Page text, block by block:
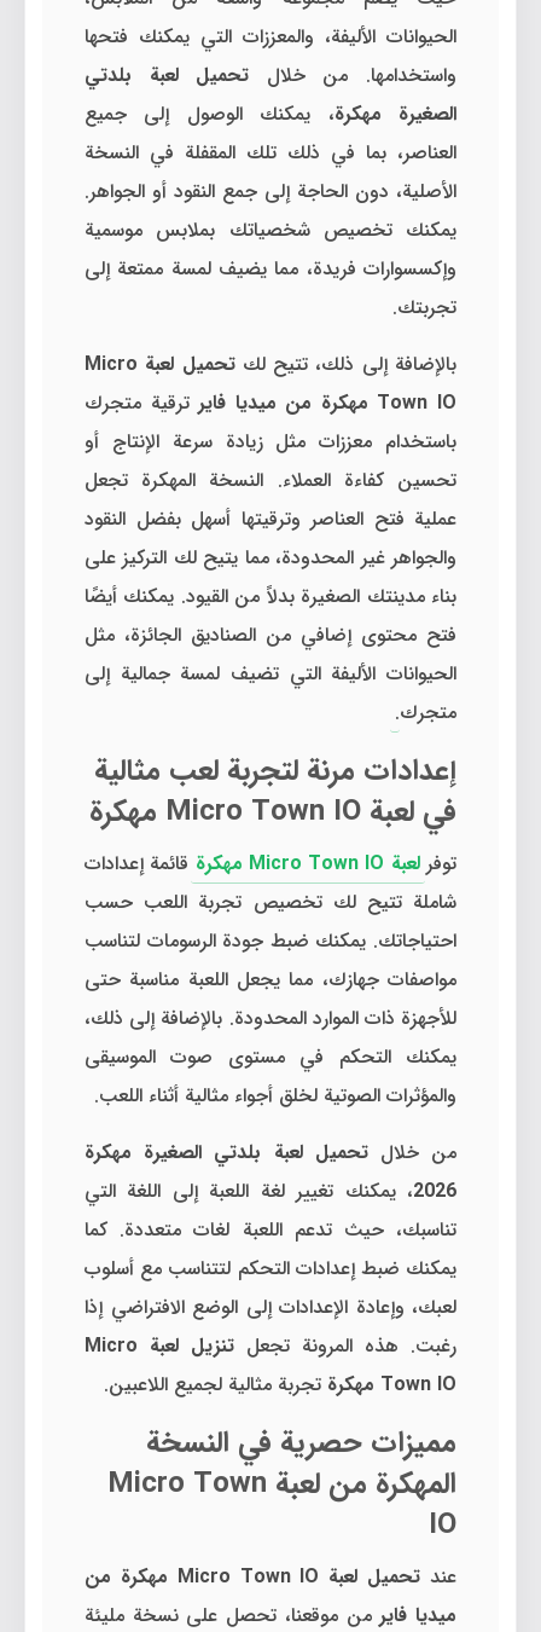
الحيوانات الأليفة، والمعززات التي يمكنك فتحها
واستخدامها. من خلال تحميل لعبة بلدتي
الصغيرة مهكرة، يمكنك الوصول إلى جميع
العناصر، بما في ذلك تلك المقفلة في النسخة
الأصلية، دون الحاجة إلى جمع النقود أو الجواهر.
يمكنك تخصيص شخصياتك بملابس موسمية
وإكسسوارات فريدة، مما يضيف لمسة ممتعة إلى
تجربتك.
بالإضافة إلى ذلك، تتيح لك
تحميل لعبة Micro
Town IO مهكرة من ميديا فاير
ترقية متجرك
باستخدام معززات مثل زيادة سرعة الإنتاج أو
تحسين كفاءة العملاء. النسخة المهكرة تجعل
عملية فتح العناصر وترقيتها أسهل بفضل النقود
والجواهر غير المحدودة، مما يتيح لك التركيز على
بناء مدينتك الصغيرة بدلاً من القيود. يمكنك أيضًا
فتح محتوى إضافي من الصناديق الجائزة، مثل
الحيوانات الأليفة التي تضيف لمسة جمالية إلى
متجرك.
إعدادات مرنة لتجربة لعب مثالية
في لعبة Micro Town IO مهكرة
توفرلعبة Micro Town IO مهكرة
قائمة إعدادات
شاملة تتيح لك تخصيص تجربة اللعب حسب
احتياجاتك. يمكنك ضبط جودة الرسومات لتناسب
مواصفات جهازك، مما يجعل اللعبة مناسبة حتى
للأجهزة ذات الموارد المحدودة. بالإضافة إلى ذلك،
يمكنك التحكم في مستوى صوت الموسيقى
والمؤثرات الصوتية لخلق أجواء مثالية أثناء اللعب.
من خلالتحميل لعبة بلدتي الصغيرة مهكرة
2026، يمكنك تغيير لغة اللعبة إلى اللغة التي
تناسبك، حيث تدعم اللعبة لغات متعددة. كما
يمكنك ضبط إعدادات التحكم لتتناسب مع أسلوب
لعبك، وإعادة الإعدادات إلى الوضع الافتراضي إذا
رغبت. هذه المرونة تجعل
تنزيل لعبة Micro
Town IO مهكرة
تجربة مثالية لجميع اللاعبين.
مميزات حصرية في النسخة
المهكرة من لعبة Micro Town
IO
عند
تحميل لعبة Micro Town IO مهكرة من
ميديا فايرمن موقعنا، تحصل على نسخة مليئة